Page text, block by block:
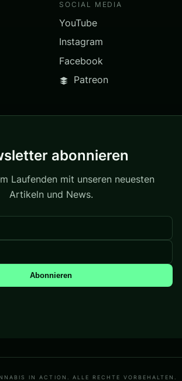
SOCIAL MEDIA
YouTube
Instagram
Facebook
Patreon
abonnieren
Laufenden mit unseren neuesten
Artikeln und News.
Abonnieren
IN ACTION. ALLE RECHTE VORBEHALTEN.